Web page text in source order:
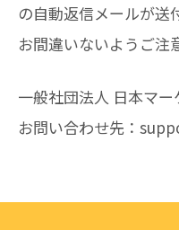
の自動返信メールが送
お間違いないようご注
一般社団法人 日本マ
お問い合わせ先：